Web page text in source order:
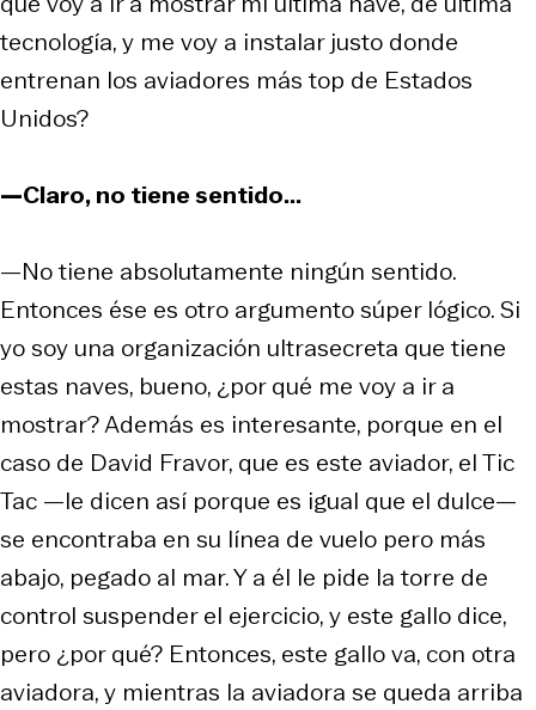
tecnología, y me voy a instalar justo donde
entrenan los aviadores más top de Estados
Unidos?
—Claro, no tiene sentido...
—No tiene absolutamente ningún sentido.
Entonces ése es otro argumento súper lógico. Si
yo soy una organización ultrasecreta que tiene
estas naves, bueno, ¿por qué me voy a ir a
mostrar? Además es interesante, porque en el
caso de David Fravor, que es este aviador, el Tic
Tac —le dicen así porque es igual que el dulce—
se encontraba en su línea de vuelo pero más
abajo, pegado al mar. Y a él le pide la torre de
control suspender el ejercicio, y este gallo dice,
pero ¿por qué? Entonces, este gallo va, con otra
aviadora, y mientras la aviadora se queda arriba